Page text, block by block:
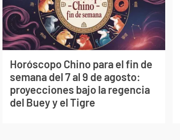
Horóscopo Chino para el fin de
semana del 7 al 9 de agosto:
proyecciones bajo la regencia
del Buey y el Tigre